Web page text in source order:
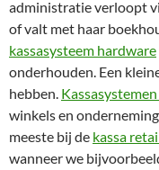
administratie verloopt
of valt met haar
kassasysteem hardware
onderhouden. Een
hebben.
winkels en
meeste bij de kassa
wanneer we